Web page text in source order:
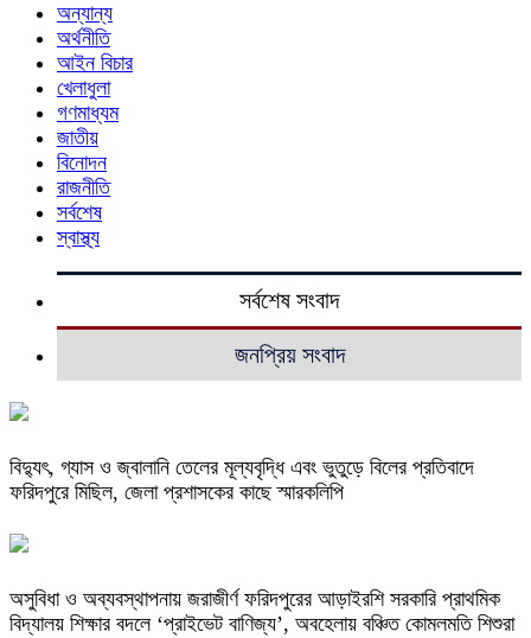
অন্যান্য
অর্থনীতি
আইন বিচার
খেলাধুলা
গণমাধ্যম
জাতীয়
বিনোদন
রাজনীতি
সর্বশেষ
স্বাস্থ্য
সর্বশেষ সংবাদ
জনপ্রিয় সংবাদ
বিদ্যুৎ, গ্যাস ও জ্বালানি তেলের মূল্যবৃদ্ধি এবং ভুতুড়ে বিলের প্রতিবাদে
ফরিদপুরে মিছিল, জেলা প্রশাসকের কাছে স্মারকলিপি
অসুবিধা ও অব্যবস্থাপনায় জরাজীর্ণ ফরিদপুরের আড়াইরশি সরকারি প্রাথমিক
বিদ্যালয় শিক্ষার বদলে ‘প্রাইভেট বাণিজ্য’, অবহেলায় বঞ্চিত কোমলমতি শিশুরা